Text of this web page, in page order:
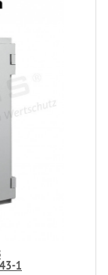
1